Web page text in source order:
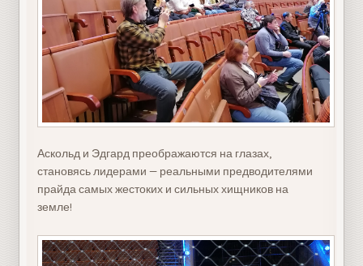
Аскольд и Эдгард преображаются на глазах,
становясь лидерами — реальными предводителями
прайда самых жестоких и сильных хищников на
земле!